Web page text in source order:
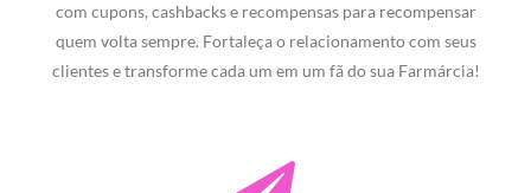
com cupons, cashbacks e recompensas para recompensar
quem volta sempre. Fortaleça o relacionamento com seus
clientes e transforme cada um em um fã do sua Farmárcia!